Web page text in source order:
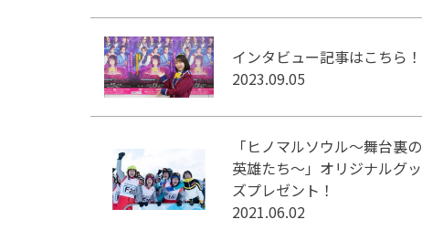
インタビュー記事はこちら！
2023.09.05
「ヒノマルソウル～舞台裏の
英雄たち～」オリジナルグッ
ズプレゼント！
2021.06.02